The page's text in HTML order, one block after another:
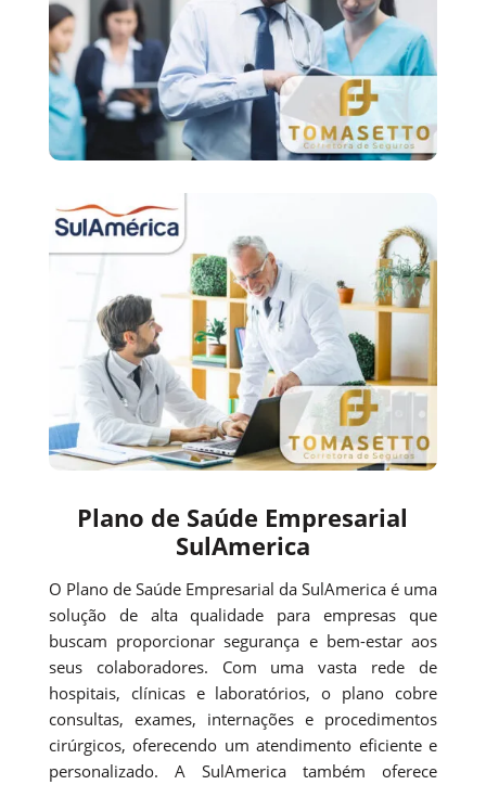
Plano de Saúde Empresarial
SulAmerica
O Plano de Saúde Empresarial da SulAmerica é uma
solução de alta qualidade para empresas que
buscam proporcionar segurança e bem-estar aos
seus colaboradores. Com uma vasta rede de
hospitais, clínicas e laboratórios, o plano cobre
consultas, exames, internações e procedimentos
cirúrgicos, oferecendo um atendimento eficiente e
personalizado. A SulAmerica também oferece